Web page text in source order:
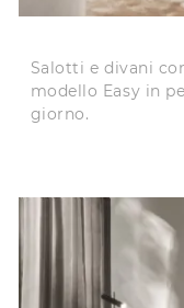
Salotti e divani
modello Easy in
giorno.